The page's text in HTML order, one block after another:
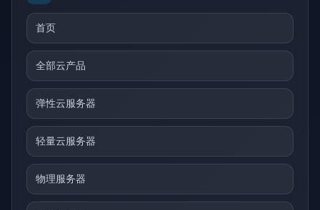
首页
全部云产品
弹性云服务器
轻量云服务器
物理服务器